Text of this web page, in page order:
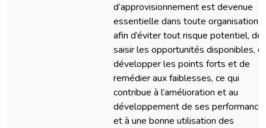
d’approvisionnement est devenue
essentielle dans toute organisation
afin d’éviter tout risque potentiel, de
saisir les opportunités disponibles,
développer les points forts et de
remédier aux faiblesses, ce qui
contribue à l’amélioration et au
développement de ses
et à une bonne utilisation des